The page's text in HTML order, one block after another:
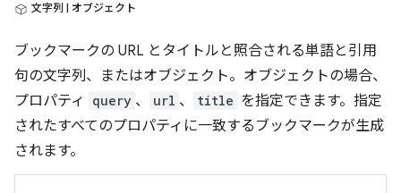
文字列 | オブジェクト
ブックマークの URL とタイトルと照合される単語と引用
句の文字列、またはオブジェクト。オブジェクトの場合、
プロパティ
query 、 url 、 title を指定できます。指定
されたすべてのプロパティに一致するブックマークが生成
されます。